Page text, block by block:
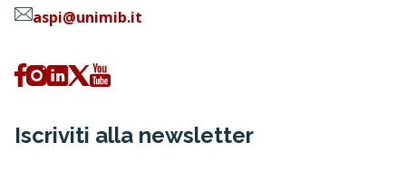
aspi@unimib.it
Iscriviti alla newsletter